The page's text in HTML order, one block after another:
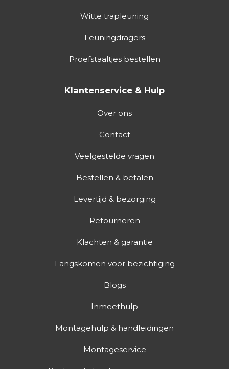
Witte trapleuning
Leuningdragers
Proefstaaltjes bestellen
Klantenservice & Hulp
Over ons
Contact
Veelgestelde vragen
Bestellen & betalen
Levertijd & bezorging
Retourneren
Klachten & garantie
Langskomen voor bezichtiging
Blogs
Inmeethulp
Montagehulp & handleidingen
Montageservice